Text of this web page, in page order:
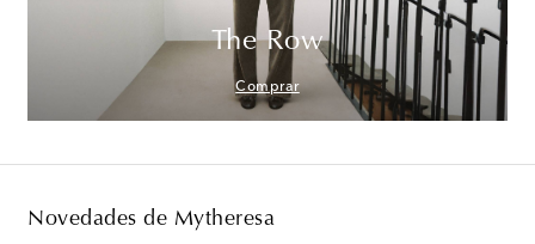
The Row
Comprar
Novedades de Mytheresa